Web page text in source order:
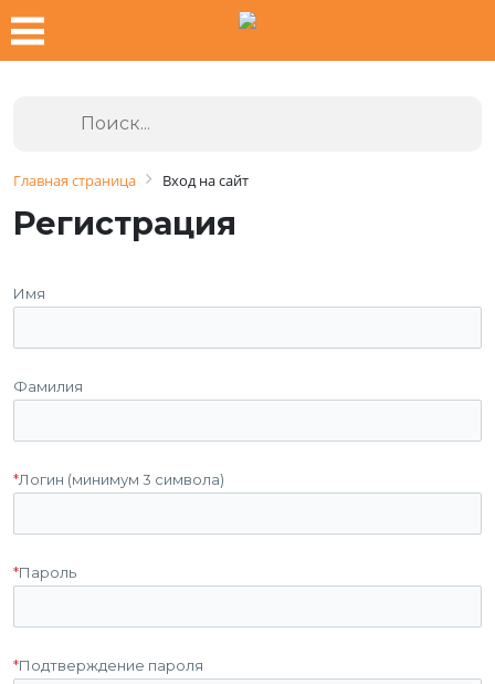
Главная страница Вход на сайт
Регистрация
Имя
Фамилия
*Логин (минимум 3 символа)
*Пароль
*Подтверждение пароля